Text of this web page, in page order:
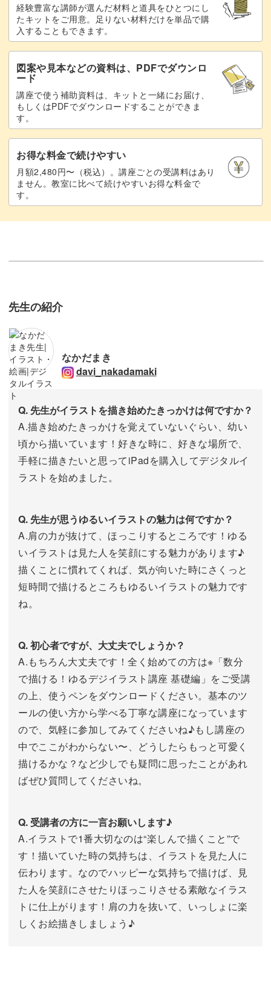
経験豊富な講師が選んだ材料と道具をひとつにし
たキットをご用意。足りない材料だけを単品で購
入することもできます。
図案や見本などの資料は、PDFでダウンロ
ード
講座で使う補助資料は、キットと一緒にお届け、
もしくはPDFでダウンロードすることができま
す。
お得な料金で続けやすい
月額2,480円〜（税込）。講座ごとの受講料はあり
ません。教室に比べて続けやすいお得な料金で
す。
先生の紹介
なかだまき
davi_nakadamaki
Q. 先生がイラストを描き始めたきっかけは何ですか？
A.描き始めたきっかけを覚えていないぐらい、幼い
頃から描いています！好きな時に、好きな場所で、
手軽に描きたいと思ってiPadを購入してデジタルイ
ラストを始めました。
Q. 先生が思うゆるいイラストの魅力は何ですか？
A.肩の力が抜けて、ほっこりするところです！ゆる
いイラストは見た人を笑顔にする魅力があります♪
描くことに慣れてくれば、気が向いた時にさくっと
短時間で描けるところもゆるいイラストの魅力です
ね。
Q. 初心者ですが、大丈夫でしょうか？
A.もちろん大丈夫です！全く始めての方は※「数分
で描ける！ゆるデジイラスト講座 基礎編」をご受講
の上、使うペンをダウンロードください。基本のツ
ールの使い方から学べる丁寧な講座になっています
ので、気軽に参加してみてくださいね♪もし講座の
中でここがわからない〜、どうしたらもっと可愛く
描けるかな？など少しでも疑問に思ったことがあれ
ばぜひ質問してくださいね。
Q. 受講者の方に一言お願いします♪
A.イラストで1番大切なのは“楽しんで描くこと”で
す！描いていた時の気持ちは、イラストを見た人に
伝わります。なのでハッピーな気持ちで描けば、見
た人を笑顔にさせたりほっこりさせる素敵なイラス
トに仕上がります！肩の力を抜いて、いっしょに楽
しくお絵描きしましょう♪